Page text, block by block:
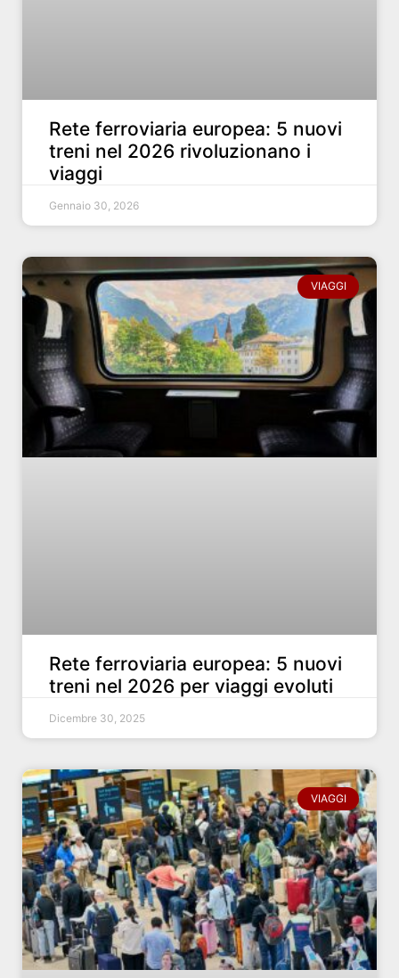
Rete ferroviaria europea: 5 nuovi
treni nel 2026 rivoluzionano i
viaggi
Gennaio 30, 2026
VIAGGI
Rete ferroviaria europea: 5 nuovi
treni nel 2026 per viaggi evoluti
Dicembre 30, 2025
VIAGGI